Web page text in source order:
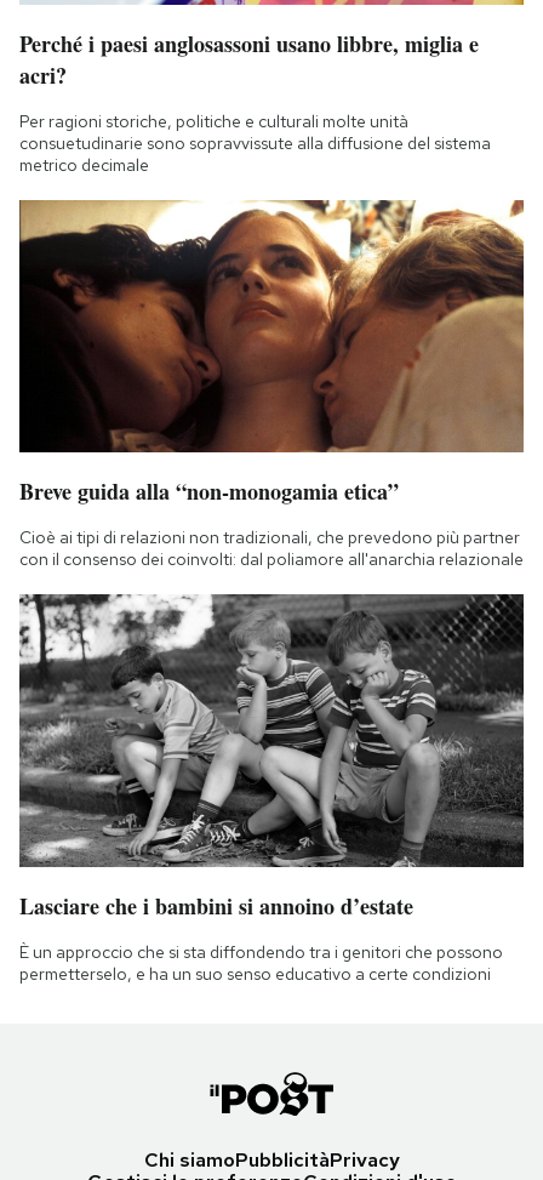
Perché i paesi anglosassoni usano libbre, miglia e
acri?
Per ragioni storiche, politiche e culturali molte unità
consuetudinarie sono sopravvissute alla diffusione del sistema
metrico decimale
Breve guida alla “non-monogamia etica”
Cioè ai tipi di relazioni non tradizionali, che prevedono più partner
con il consenso dei coinvolti: dal poliamore all'anarchia relazionale
Lasciare che i bambini si annoino d’estate
È un approccio che si sta diffondendo tra i genitori che possono
permetterselo, e ha un suo senso educativo a certe condizioni
Chi siamoPubblicitàPrivacy